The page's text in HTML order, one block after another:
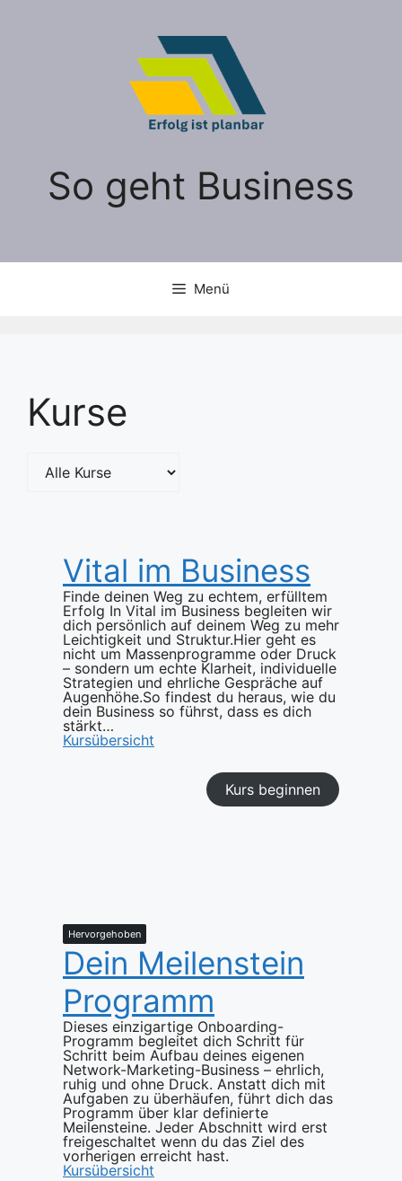
So geht Business
Menü
Kurse
Vital im Business
Finde deinen Weg zu echtem, erfülltem
Erfolg In Vital im Business begleiten wir
dich persönlich auf deinem Weg zu mehr
Leichtigkeit und Struktur.Hier geht es
nicht um Massenprogramme oder Druck
– sondern um echte Klarheit, individuelle
Strategien und ehrliche Gespräche auf
Augenhöhe.So findest du heraus, wie du
dein Business so führst, dass es dich
stärkt…
Kursübersicht
Kurs beginnen
Hervorgehoben
Dein Meilenstein
Programm
Dieses einzigartige Onboarding-
Programm begleitet dich Schritt für
Schritt beim Aufbau deines eigenen
Network-Marketing-Business – ehrlich,
ruhig und ohne Druck. Anstatt dich mit
Aufgaben zu überhäufen, führt dich das
Programm über klar definierte
Meilensteine. Jeder Abschnitt wird erst
freigeschaltet wenn du das Ziel des
vorherigen erreicht hast.
Kursübersicht